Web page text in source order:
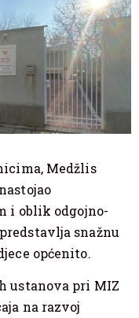
Medžlis
i oblik odgojno-
snažnu
općenito.
ustanova pri MIZ
na razvoj